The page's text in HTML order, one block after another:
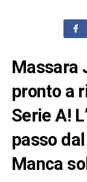
Massara
pronto a
Serie A!
passo
Manca